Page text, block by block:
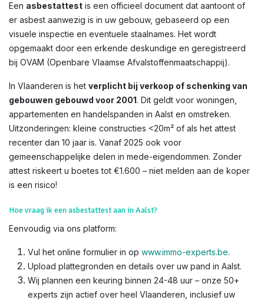
Een asbestattest is een officieel document dat aantoont of
er asbest aanwezig is in uw gebouw, gebaseerd op een
visuele inspectie en eventuele staalnames. Het wordt
opgemaakt door een erkende deskundige en geregistreerd
bij OVAM (Openbare Vlaamse Afvalstoffenmaatschappij).
In Vlaanderen is het verplicht bij verkoop of schenking van
gebouwen gebouwd voor 2001. Dit geldt voor woningen,
appartementen en handelspanden in Aalst en omstreken.
Uitzonderingen: kleine constructies <20m² of als het attest
recenter dan 10 jaar is. Vanaf 2025 ook voor
gemeenschappelijke delen in mede-eigendommen. Zonder
attest riskeert u boetes tot €1.600 – niet melden aan de koper
is een risico!​
Hoe vraag ik een asbestattest aan in Aalst?
Eenvoudig via ons platform:
Vul het online formulier in op www.immo-experts.be.
Upload plattegronden en details over uw pand in Aalst.
Wij plannen een keuring binnen 24-48 uur – onze 50+
experts zijn actief over heel Vlaanderen, inclusief uw